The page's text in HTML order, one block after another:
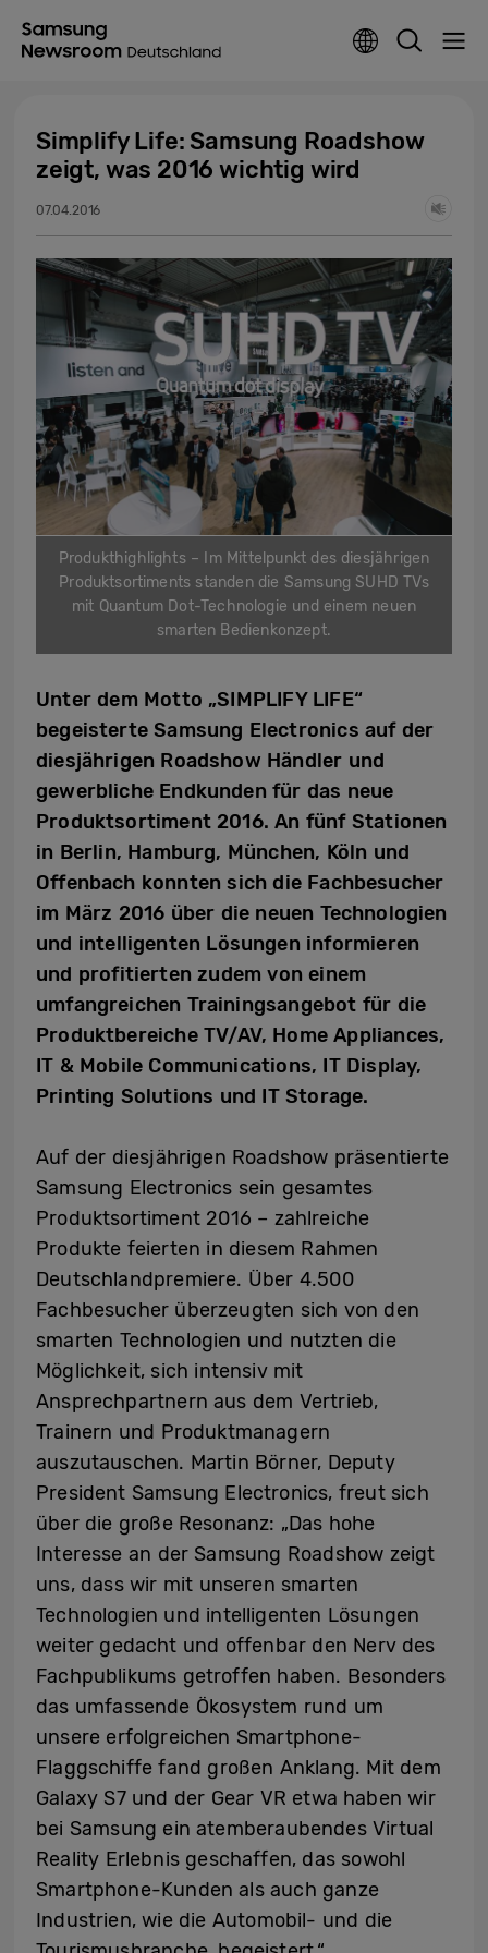
Simplify Life: Samsung Roadshow
zeigt, was 2016 wichtig wird
07.04.2016
Produkthighlights – Im Mittelpunkt des diesjährigen
Produktsortiments standen die Samsung SUHD TVs
mit Quantum Dot-Technologie und einem neuen
smarten Bedienkonzept.
Unter dem Motto „SIMPLIFY LIFE“
begeisterte Samsung Electronics auf der
diesjährigen Roadshow Händler und
gewerbliche Endkunden für das neue
Produktsortiment 2016. An fünf Stationen
in Berlin, Hamburg, München, Köln und
Offenbach konnten sich die Fachbesucher
im März 2016 über die neuen Technologien
und intelligenten Lösungen informieren
und profitierten zudem von einem
umfangreichen Trainingsangebot für die
Produktbereiche TV/AV, Home Appliances,
IT & Mobile Communications, IT Display,
Printing Solutions und IT Storage.
Auf der diesjährigen Roadshow präsentierte
Samsung Electronics sein gesamtes
Produktsortiment 2016 – zahlreiche
Produkte feierten in diesem Rahmen
Deutschlandpremiere. Über 4.500
Fachbesucher überzeugten sich von den
smarten Technologien und nutzten die
Möglichkeit, sich intensiv mit
Ansprechpartnern aus dem Vertrieb,
Trainern und Produktmanagern
auszutauschen. Martin Börner, Deputy
President Samsung Electronics, freut sich
über die große Resonanz: „Das hohe
Interesse an der Samsung Roadshow zeigt
uns, dass wir mit unseren smarten
Technologien und intelligenten Lösungen
weiter gedacht und offenbar den Nerv des
Fachpublikums getroffen haben. Besonders
das umfassende Ökosystem rund um
unsere erfolgreichen Smartphone-
Flaggschiffe fand großen Anklang. Mit dem
Galaxy S7 und der Gear VR etwa haben wir
bei Samsung ein atemberaubendes Virtual
Reality Erlebnis geschaffen, das sowohl
Smartphone-Kunden als auch ganze
Industrien, wie die Automobil- und die